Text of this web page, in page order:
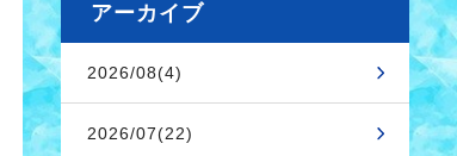
アーカイブ
2026/08(4)
2026/07(22)